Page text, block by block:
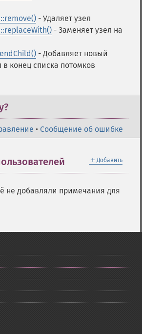
- Удаляет узел
- Заменяет узел на
- Добавляет новый
конец списка потомков
• Сообщение об ошибке
＋ Добавить
не добавляли примечания для